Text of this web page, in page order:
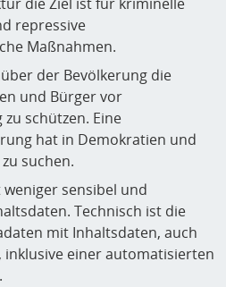
die Ziel ist für kriminelle
repressive
Maßnahmen.
der Bevölkerung die
und Bürger vor
schützen. Eine
hat in Demokratien und
suchen.
sensibel und
Technisch ist die
mit Inhaltsdaten, auch
inklusive einer automatisierten